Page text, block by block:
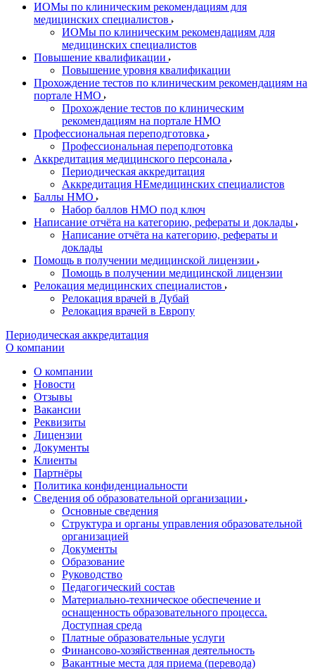
ИОМы по клиническим рекомендациям для
медицинских специалистов
ИОМы по клиническим рекомендациям для
медицинских специалистов
Повышение квалификации
Повышение уровня квалификации
Прохождение тестов по клиническим рекомендациям на
портале НМО
Прохождение тестов по клиническим
рекомендациям на портале НМО
Профессиональная переподготовка
Профессиональная переподготовка
Аккредитация медицинского персонала
Периодическая аккредитация
Аккредитация НЕмедицинских специалистов
Баллы НМО
Набор баллов НМО под ключ
Написание отчёта на категорию, рефераты и доклады
Написание отчёта на категорию, рефераты и
доклады
Помощь в получении медицинской лицензии
Помощь в получении медицинской лицензии
Релокация медицинских специалистов
Релокация врачей в Дубай
Релокация врачей в Европу
Периодическая аккредитация
О компании
О компании
Новости
Отзывы
Вакансии
Реквизиты
Лицензии
Документы
Клиенты
Партнёры
Политика конфиденциальности
Сведения об образовательной организации
Основные сведения
Структура и органы управления образовательной
организацией
Документы
Образование
Руководство
Педагогический состав
Материально-техническое обеспечение и
оснащенность образовательного процесса.
Доступная среда
Платные образовательные услуги
Финансово-хозяйственная деятельность
Вакантные места для приема (перевода)